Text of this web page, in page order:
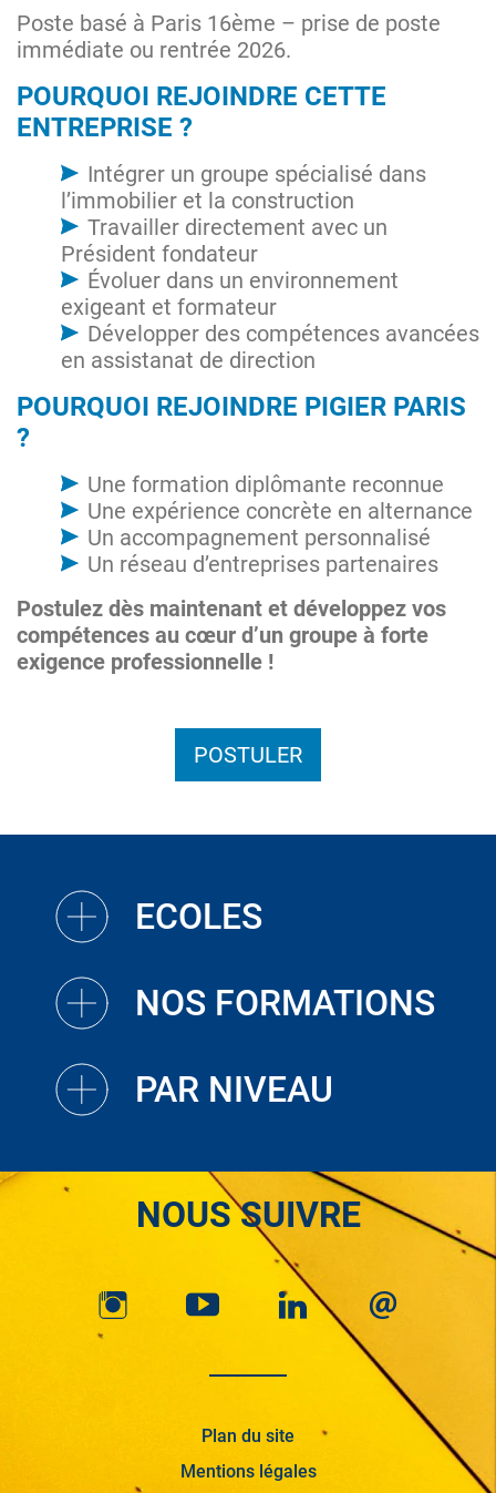
Poste basé à Paris 16ème – prise de poste
immédiate ou rentrée 2026.
POURQUOI REJOINDRE CETTE
ENTREPRISE ?
Intégrer un groupe spécialisé dans
l’immobilier et la construction
Travailler directement avec un
Président fondateur
Évoluer dans un environnement
exigeant et formateur
Développer des compétences avancées
en assistanat de direction
POURQUOI REJOINDRE PIGIER PARIS
?
Une formation diplômante reconnue
Une expérience concrète en alternance
Un accompagnement personnalisé
Un réseau d’entreprises partenaires
Postulez dès maintenant et développez vos
compétences au cœur d’un groupe à forte
exigence professionnelle !
POSTULER
ECOLES
NOS FORMATIONS
PAR NIVEAU
NOUS SUIVRE
Plan du site
Mentions légales